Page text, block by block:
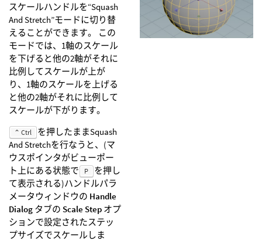
スケールハンドルを“Squash
And Stretch”モードに切り替
えることができます。 この
モードでは、1軸のスケール
を下げると他の2軸がそれに
比例してスケールが上が
り、1軸のスケールを上げる
と他の2軸がそれに比例して
スケールが下がります。
⌃ Ctrl
を押したままSquash
And Stretchを行なうと、(マ
ウスポインタがビューポー
ト上にある状態で
P
を押し
て表示される)ハンドルパラ
メータウィンドウの Handle
Dialog タブの Scale Step オプ
ションで設定されたステッ
プサイズでスケールしま